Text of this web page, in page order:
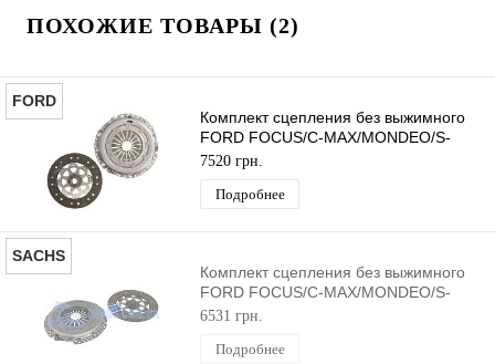
ПОХОЖИЕ ТОВАРЫ (2)
FORD
Комплект сцепления без выжимного
FORD FOCUS/C-MAX/MONDEO/S-
MAX/GALAXY 2003-2012 (1.8TDCI)
ORIGINAL
7520 грн.
Подробнее
SACHS
Комплект сцепления без выжимного
FORD FOCUS/C-MAX/MONDEO/S-
MAX/GALAXY 2003-2012 (1.8TDCI)
6531 грн.
Подробнее